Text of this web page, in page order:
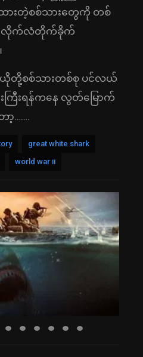
ထားတဲ့စစ်သားတွေကို တစ်
လိုက်လံတိုက်ခိုက်
တို့စစ်သားတစ်စု ပင်လယ်
းကြီးရန်ကနေ လွတ်မြောက်
ာ့…….
great white shark
world war ii